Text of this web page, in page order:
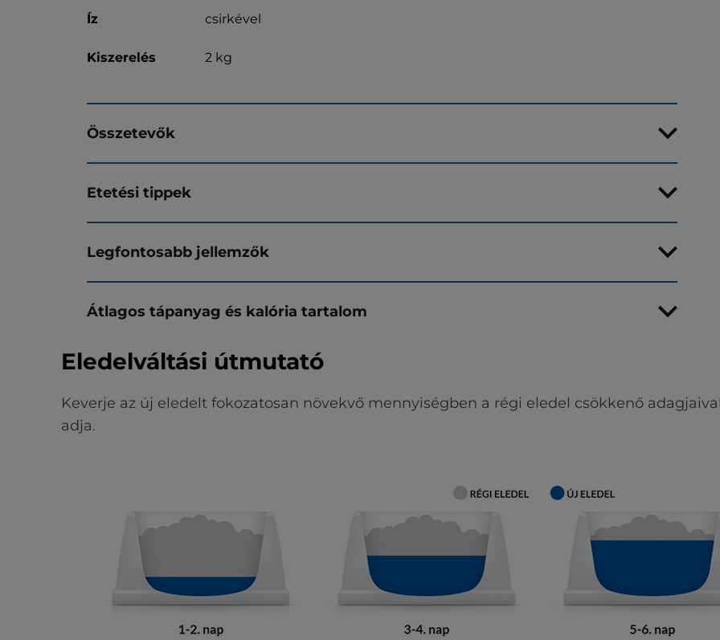
Íz csirkével
Kiszerelés 2 kg
Összetevők
Etetési tippek
Legfontosabb jellemzők
Átlagos tápanyag és kalória tartalom
Eledelváltási útmutató
Keverje az új eledelt fokozatosan növekvő mennyiségben a régi eledel csökkenő
adja.